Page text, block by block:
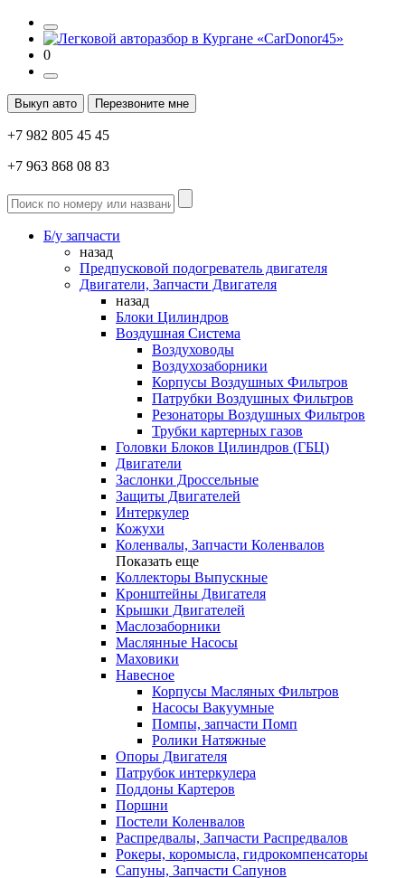
0
Выкуп авто Перезвоните мне
+7 982 805 45 45
+7 963 868 08 83
Б/у запчасти
назад
Предпусковой подогреватель двигателя
Двигатели, Запчасти Двигателя
назад
Блоки Цилиндров
Воздушная Система
Воздуховоды
Воздухозаборники
Корпусы Воздушных Фильтров
Патрубки Воздушных Фильтров
Резонаторы Воздушных Фильтров
Трубки картерных газов
Головки Блоков Цилиндров (ГБЦ)
Двигатели
Заслонки Дроссельные
Защиты Двигателей
Интеркулер
Кожухи
Коленвалы, Запчасти Коленвалов
Показать еще
Коллекторы Выпускные
Кронштейны Двигателя
Крышки Двигателей
Маслозаборники
Маслянные Насосы
Маховики
Навесное
Корпусы Масляных Фильтров
Насосы Вакуумные
Помпы, запчасти Помп
Ролики Натяжные
Опоры Двигателя
Патрубок интеркулера
Поддоны Картеров
Поршни
Постели Коленвалов
Распредвалы, Запчасти Распредвалов
Рокеры, коромысла, гидрокомпенсаторы
Сапуны, Запчасти Сапунов